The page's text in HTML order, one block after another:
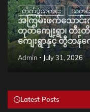
တိုက်ပွဲသတင်း သတင်
အကြမ်းဖက်သောင်း
တုတ်ကျေးရွာ၊ တီးတိ
ကျေးရွာနှင့် တွီဘန်
Admin July 31, 2026
Latest Posts